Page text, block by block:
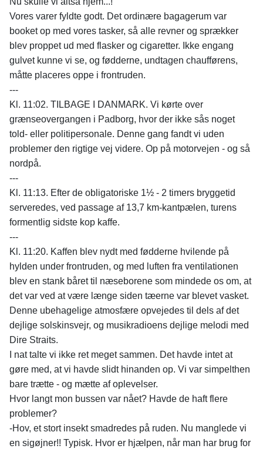
Vores varer fyldte godt. Det ordinære bagagerum var
booket op med vores tasker, så alle revner og sprækker
blev proppet ud med flasker og cigaretter. Ikke engang
gulvet kunne vi se, og fødderne, undtagen chaufførens,
måtte placeres oppe i frontruden.
---
Kl. 11:02. TILBAGE I DANMARK. Vi kørte over
grænseovergangen i Padborg, hvor der ikke sås noget
told- eller politipersonale. Denne gang fandt vi uden
problemer den rigtige vej videre. Op på motorvejen - og så
nordpå.
---
Kl. 11:13. Efter de obligatoriske 1½ - 2 timers bryggetid
serveredes, ved passage af 13,7 km-kantpælen, turens
formentlig sidste kop kaffe.
---
Kl. 11:20. Kaffen blev nydt med fødderne hvilende på
hylden under frontruden, og med luften fra ventilationen
blev en stank båret til næseborene som mindede os om, at
det var ved at være længe siden tæerne var blevet vasket.
Denne ubehagelige atmosfære opvejedes til dels af det
dejlige solskinsvejr, og musikradioens dejlige melodi med
Dire Straits.
I nat talte vi ikke ret meget sammen. Det havde intet at
gøre med, at vi havde slidt hinanden op. Vi var simpelthen
bare trætte - og mætte af oplevelser.
Hvor langt mon bussen var nået? Havde de haft flere
problemer?
-Hov, et stort insekt smadredes på ruden. Nu manglede vi
en sigøjner!! Typisk. Hvor er hjælpen, når man har brug for